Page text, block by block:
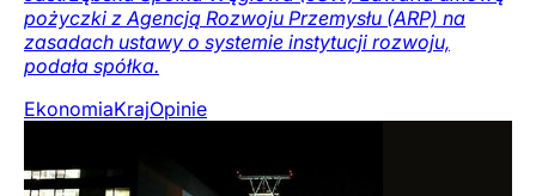
pożyczki z Agencją Rozwoju Przemysłu (ARP) na
zasadach ustawy o systemie instytucji rozwoju,
podała spółka.
EkonomiaKrajOpinie